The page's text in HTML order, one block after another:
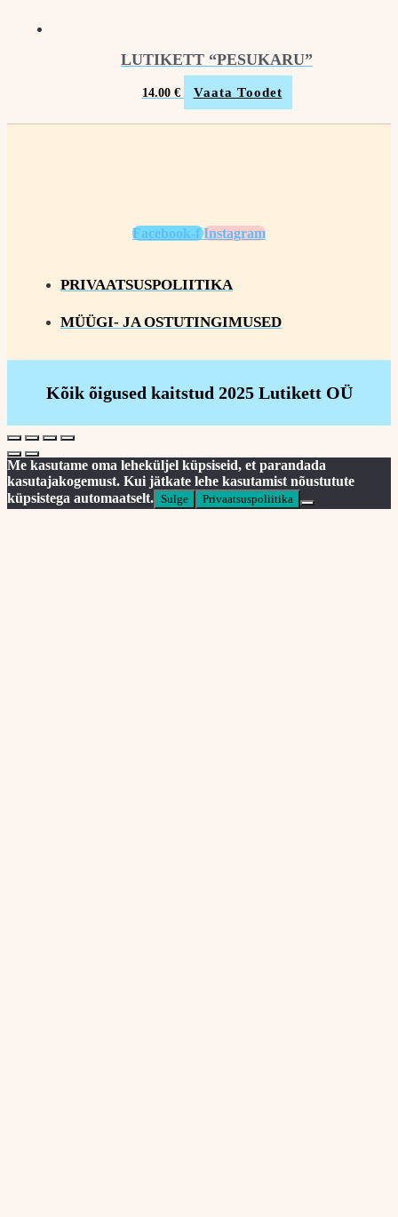
LUTIKETT “PESUKARU”
14.00 € Vaata Toodet
Facebook-f Instagram
PRIVAATSUSPOLIITIKA
MÜÜGI- JA OSTUTINGIMUSED
Kõik õigused kaitstud 2025 Lutikett OÜ
Me kasutame oma leheküljel küpsiseid, et parandada
kasutajakogemust. Kui jätkate lehe kasutamist nõustutute
küpsistega automaatselt. Sulge Privaatsuspoliitika